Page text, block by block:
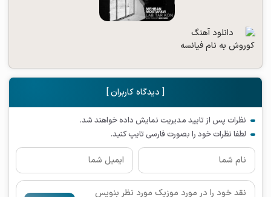
[ دیدگاه کاربران ]
نظرات پس از تایید مدیریت نمایش داده خواهند شد.
لطفا نظرات خود را بصورت فارسی تایپ کنید.